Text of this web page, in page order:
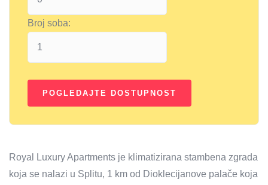
Broj soba:
Royal Luxury Apartments je klimatizirana stambena zgrada
koja se nalazi u Splitu, 1 km od Dioklecijanove palače koja